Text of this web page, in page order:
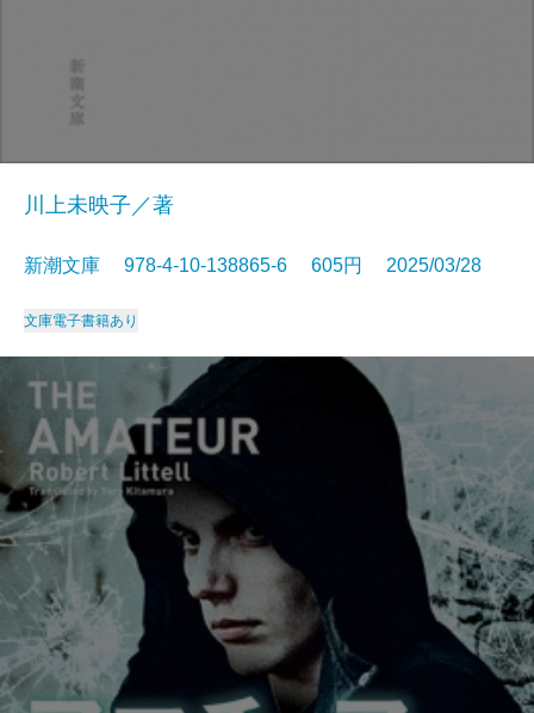
川上未映子／著
新潮文庫 978-4-10-138865-6 605円 2025/03/28
文庫電子書籍あり